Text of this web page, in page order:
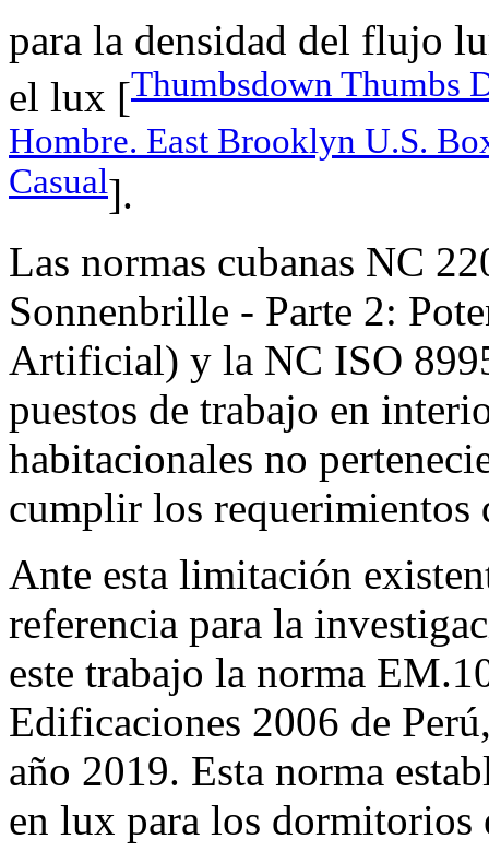
para la densidad del flujo
el lux [Thumbsdown Thumbs
Hombre. East Brooklyn U.S.
Casual].
Las normas cubanas NC
Sonnenbrille - Parte 2:
Artificial) y la NC ISO
puestos de trabajo en
habitacionales no
cumplir los requerimientos
Ante esta limitación
referencia para la
este trabajo la norma
Edificaciones 2006 de
año 2019. Esta norma
en lux para los dormitorios